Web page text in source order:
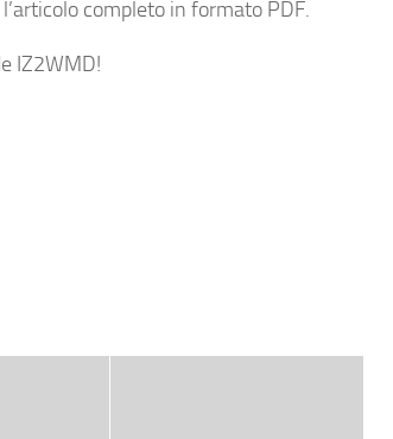
completo in formato PDF.
IZ2WMD!